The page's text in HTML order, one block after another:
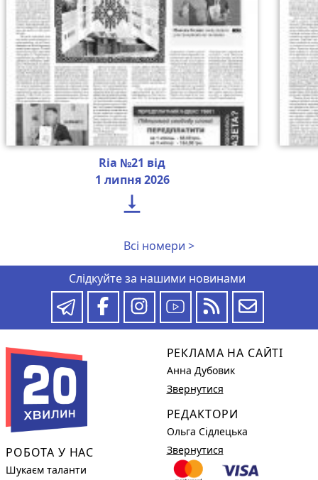
Ria №21 від
1 липня 2026

Всі номери >
Слідкуйте за нашими новинами
РОБОТА У НАС
Шукаєм таланти
РЕКЛАМА НА САЙТІ
Анна Дубовик
Звернутися
РЕДАКТОРИ
Ольга Сідлецька
Звернутися